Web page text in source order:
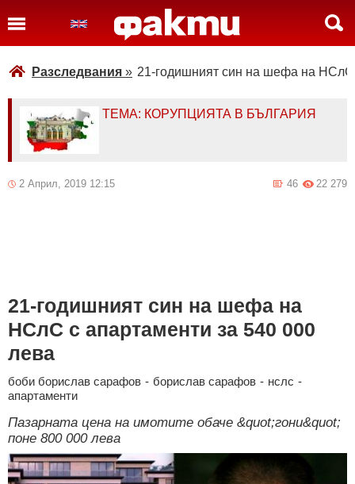
Разследвания » 21-годишният син на шефа на НСлС
ТЕМА: КОРУПЦИЯТА В БЪЛГАРИЯ
2 Април, 2019 12:15 22 279
46
21-годишният син на шефа на
НСлС с апартаменти за 540 000
лева
боби борислав сарафов - борислав сарафов - нслс -
апартаменти
Пазарната цена на имотите обаче &quot;гони&quot;
поне 800 000 лева